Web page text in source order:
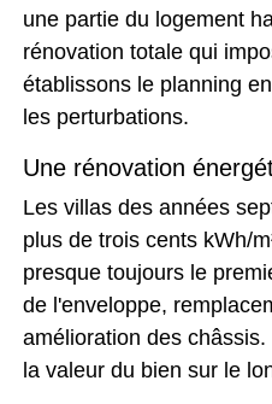
une partie du logement
rénovation totale qui
établissons le planning
les perturbations.
Une rénovation
Les villas des années
plus de trois cents kWh/
presque toujours le
de l'enveloppe,
amélioration des
la valeur du bien sur le